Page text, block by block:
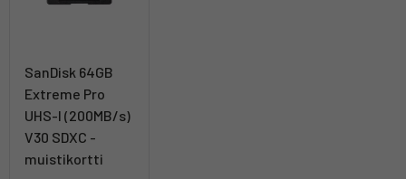
SanDisk 64GB
Extreme Pro
UHS-I (200MB/s)
V30 SDXC -
muistikortti